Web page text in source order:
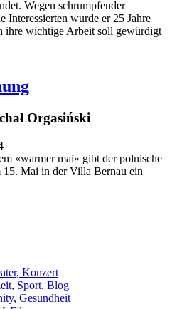
Wegen schrumpfender
Interessierten wurde er 25 Jahre
ihre wichtige Arbeit soll gewürdigt
Orgasiński
«warmer mai» gibt der polnische
15. Mai in der Villa Bernau ein
Konzert
Sport, Blog
Gesundheit